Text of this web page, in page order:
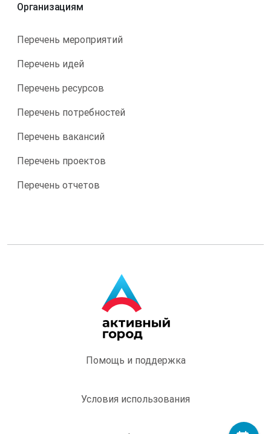
Организациям
Перечень мероприятий
Перечень идей
Перечень ресурсов
Перечень потребностей
Перечень вакансий
Перечень проектов
Перечень отчетов
Помощь и поддержка
Условия использования